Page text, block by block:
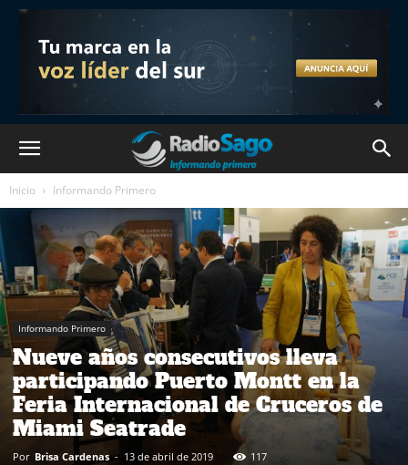
Inicio Informando Primero
Informando Primero
Nueve años consecutivos lleva
participando Puerto Montt en la
Feria Internacional de Cruceros de
Miami Seatrade
Por Brisa Cardenas - 13 de abril de 2019 117